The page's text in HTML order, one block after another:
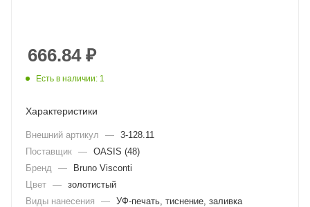
666.84₽
Есть в наличии: 1
Характеристики
Внешний артикул — 3-128.11
Поставщик — OASIS (48)
Бренд
—
Bruno Visconti
Цвет — золотистый
Виды нанесения
— УФ-печать, тиснение, заливка